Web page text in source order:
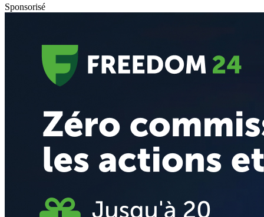
Sponsorisé